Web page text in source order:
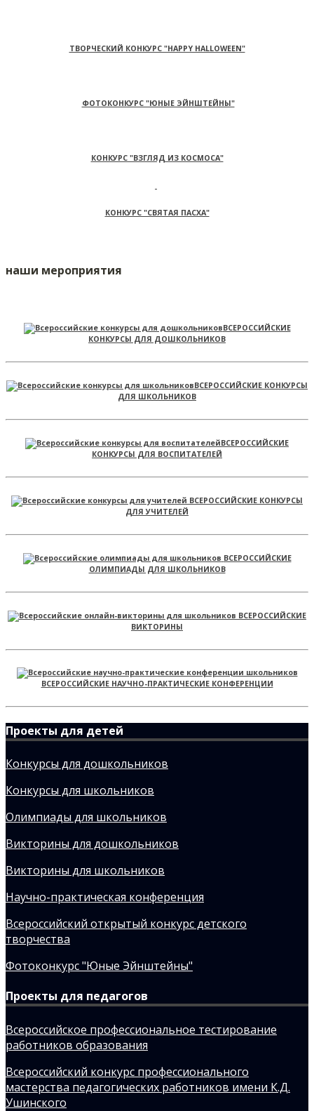
ТВОРЧЕСКИЙ КОНКУРС "HAPPY HALLOWEEN"
ФОТОКОНКУРС "ЮНЫЕ ЭЙНШТЕЙНЫ"
КОНКУРС "ВЗГЛЯД ИЗ КОСМОСА"
КОНКУРС "СВЯТАЯ ПАСХА"
наши мероприятия
ВСЕРОССИЙСКИЕ
КОНКУРСЫ ДЛЯ ДОШКОЛЬНИКОВ
ВСЕРОССИЙСКИЕ КОНКУРСЫ
ДЛЯ ШКОЛЬНИКОВ
ВСЕРОССИЙСКИЕ
КОНКУРСЫ ДЛЯ ВОСПИТАТЕЛЕЙ
ВСЕРОССИЙСКИЕ КОНКУРСЫ
ДЛЯ УЧИТЕЛЕЙ
ВСЕРОССИЙСКИЕ
ОЛИМПИАДЫ ДЛЯ ШКОЛЬНИКОВ
ВСЕРОССИЙСКИЕ
ВИКТОРИНЫ
ВСЕРОССИЙСКИЕ НАУЧНО-ПРАКТИЧЕСКИЕ КОНФЕРЕНЦИИ
Проекты для детей
Конкурсы для дошкольников
Конкурсы для школьников
Олимпиады для школьников
Викторины для дошкольников
Викторины для школьников
Научно-практическая конференция
Всероссийский открытый конкурс детского
творчества
Фотоконкурс "Юные Эйнштейны"
Проекты для педагогов
Всероссийское профессиональное тестирование
работников образования
Всероссийский конкурс профессионального
мастерства педагогических работников имени К.Д.
Ушинского